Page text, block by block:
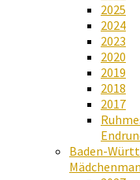
2025
2024
2023
2020
2019
2018
2017
Baden-